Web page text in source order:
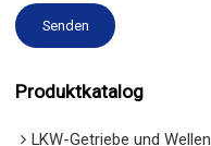
Senden
Produktkatalog
LKW-Getriebe und Wellen